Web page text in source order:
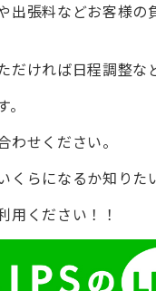
出張料などお客様の
だければ日程調整な
わせください。
くらになるか知りた
用ください！！